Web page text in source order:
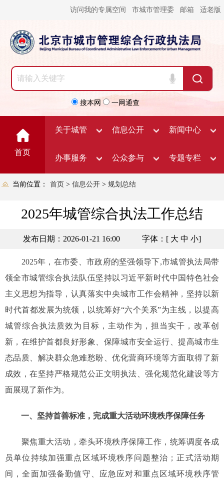
访问我的专属空间 市城市管理委 邮箱 适老版
搜本网 一网通查
首页
关于城管 信息公开 新闻中心
办事服务 公众参与 专题专栏
当前位置： 首页 > 信息公开 > 规划总结
2025年城管综合执法工作总结
发布日期：2026-01-21 16:00 字体：[ 大 中 小]
2025年，在市委、市政府的坚强领导下,市城管执法局带
领全市城管综合执法队伍坚持以习近平新时代中国特色社会
主义思想为指导，认真落实中央城市工作会精神，坚持以新
时代首都发展为统领，以统筹好“六个关系”为主线，以提高
城管综合执法质效为目标，主动作为，担当实干，改革创
新，在维护首都良好形象、保障城市安全运行、提高城市生
态品质、解决群众急难愁盼、优化营商环境等方面取得了新
成效，在坚持严格规范公正文明执法、强化规范化建设等方
面展现了新作为。
一、坚持首善标准，完成重大活动环境秩序保障任务
聚焦重大活动，牵头环境秩序保障工作，统筹调度各成
员单位持续加强重点区域环境秩序问题整治；正式活动期
间，全面加强备勤值守、应急应对和重点区域环境秩序管